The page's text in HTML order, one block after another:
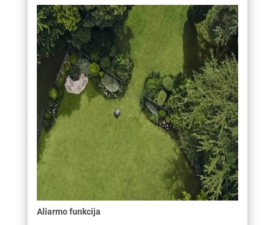
Aliarmo funkcija